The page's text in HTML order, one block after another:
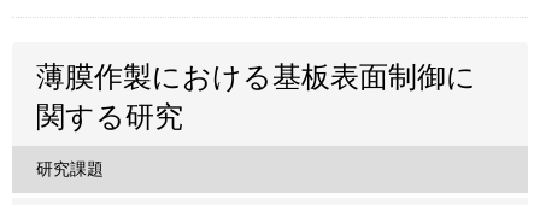
薄膜作製における基板表面制御に
関する研究
研究課題